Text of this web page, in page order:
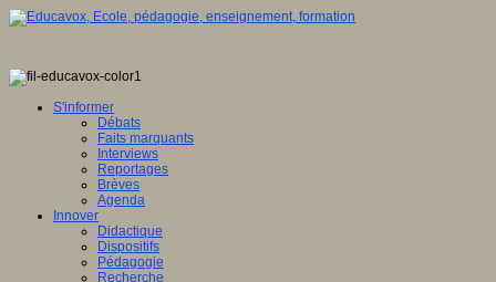
S'informer
Débats
Faits marquants
Interviews
Reportages
Brèves
Agenda
Innover
Didactique
Dispositifs
Pédagogie
Recherche